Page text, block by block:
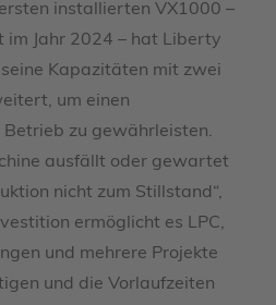
Management
Platform
installierten VX1000 –
im Jahr 2024 – hat Liberty
Kapazitäten mit zwei
um einen
zu gewährleisten.
ausfällt oder gewartet
nicht zum Stillstand“,
ermöglicht es LPC,
und mehrere Projekte
und die Vorlaufzeiten